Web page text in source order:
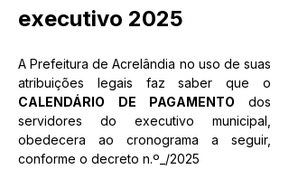
executivo 2025
A Prefeitura de Acrelândia no uso de suas
CALENDÁRIO DE PAGAMENTO dos
servidores do executivo municipal,
obedecera ao cronograma a seguir,
conforme o decreto n.º_/2025